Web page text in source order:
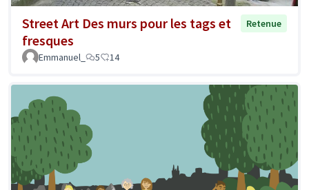
Street Art Des murs pour les tags et
fresques
Retenue
Emmanuel_ 5 14